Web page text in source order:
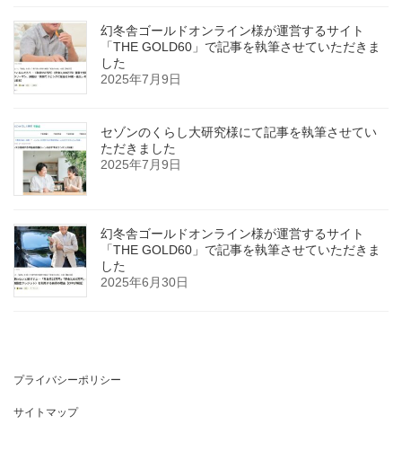
幻冬舎ゴールドオンライン様が運営するサイト
「THE GOLD60」で記事を執筆させていただきま
した
2025年7月9日
セゾンのくらし大研究様にて記事を執筆させてい
ただきました
2025年7月9日
幻冬舎ゴールドオンライン様が運営するサイト
「THE GOLD60」で記事を執筆させていただきま
した
2025年6月30日
プライバシーポリシー
サイトマップ